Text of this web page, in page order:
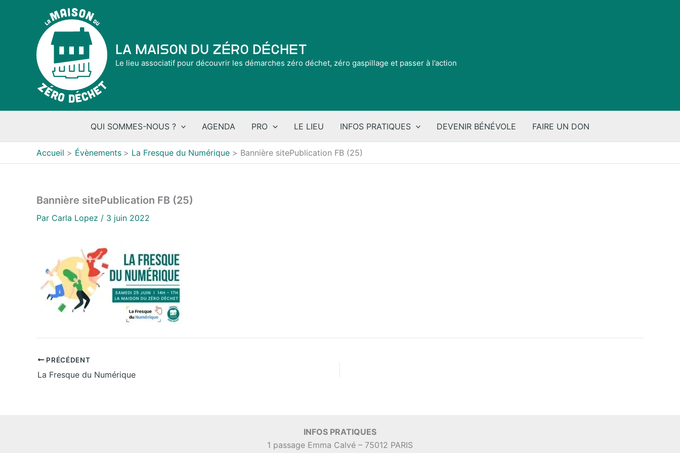
La Maison du Zéro Déchet
Le lieu associatif pour découvrir les démarches zéro déchet, zéro gaspillage et passer à l’action
QUI SOMMES-NOUS ? AGENDA PRO LE LIEU INFOS PRATIQUES DEVENIR BÉNÉVOLE FAIRE UN DON
Accueil Évènements La Fresque du Numérique Bannière sitePublication FB (25)
Bannière sitePublication FB (25)
Par Carla Lopez / 3 juin 2022
PRÉCÉDENT
La Fresque du Numérique
INFOS PRATIQUES
1 passage Emma Calvé – 75012 PARIS